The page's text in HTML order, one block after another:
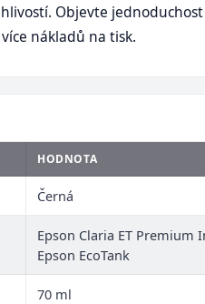
Objevte
nákladů na tisk.
HODNOTA
Černá
Epson Claria ET Premium
Epson EcoTank
70 ml